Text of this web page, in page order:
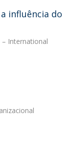
influência do
– International